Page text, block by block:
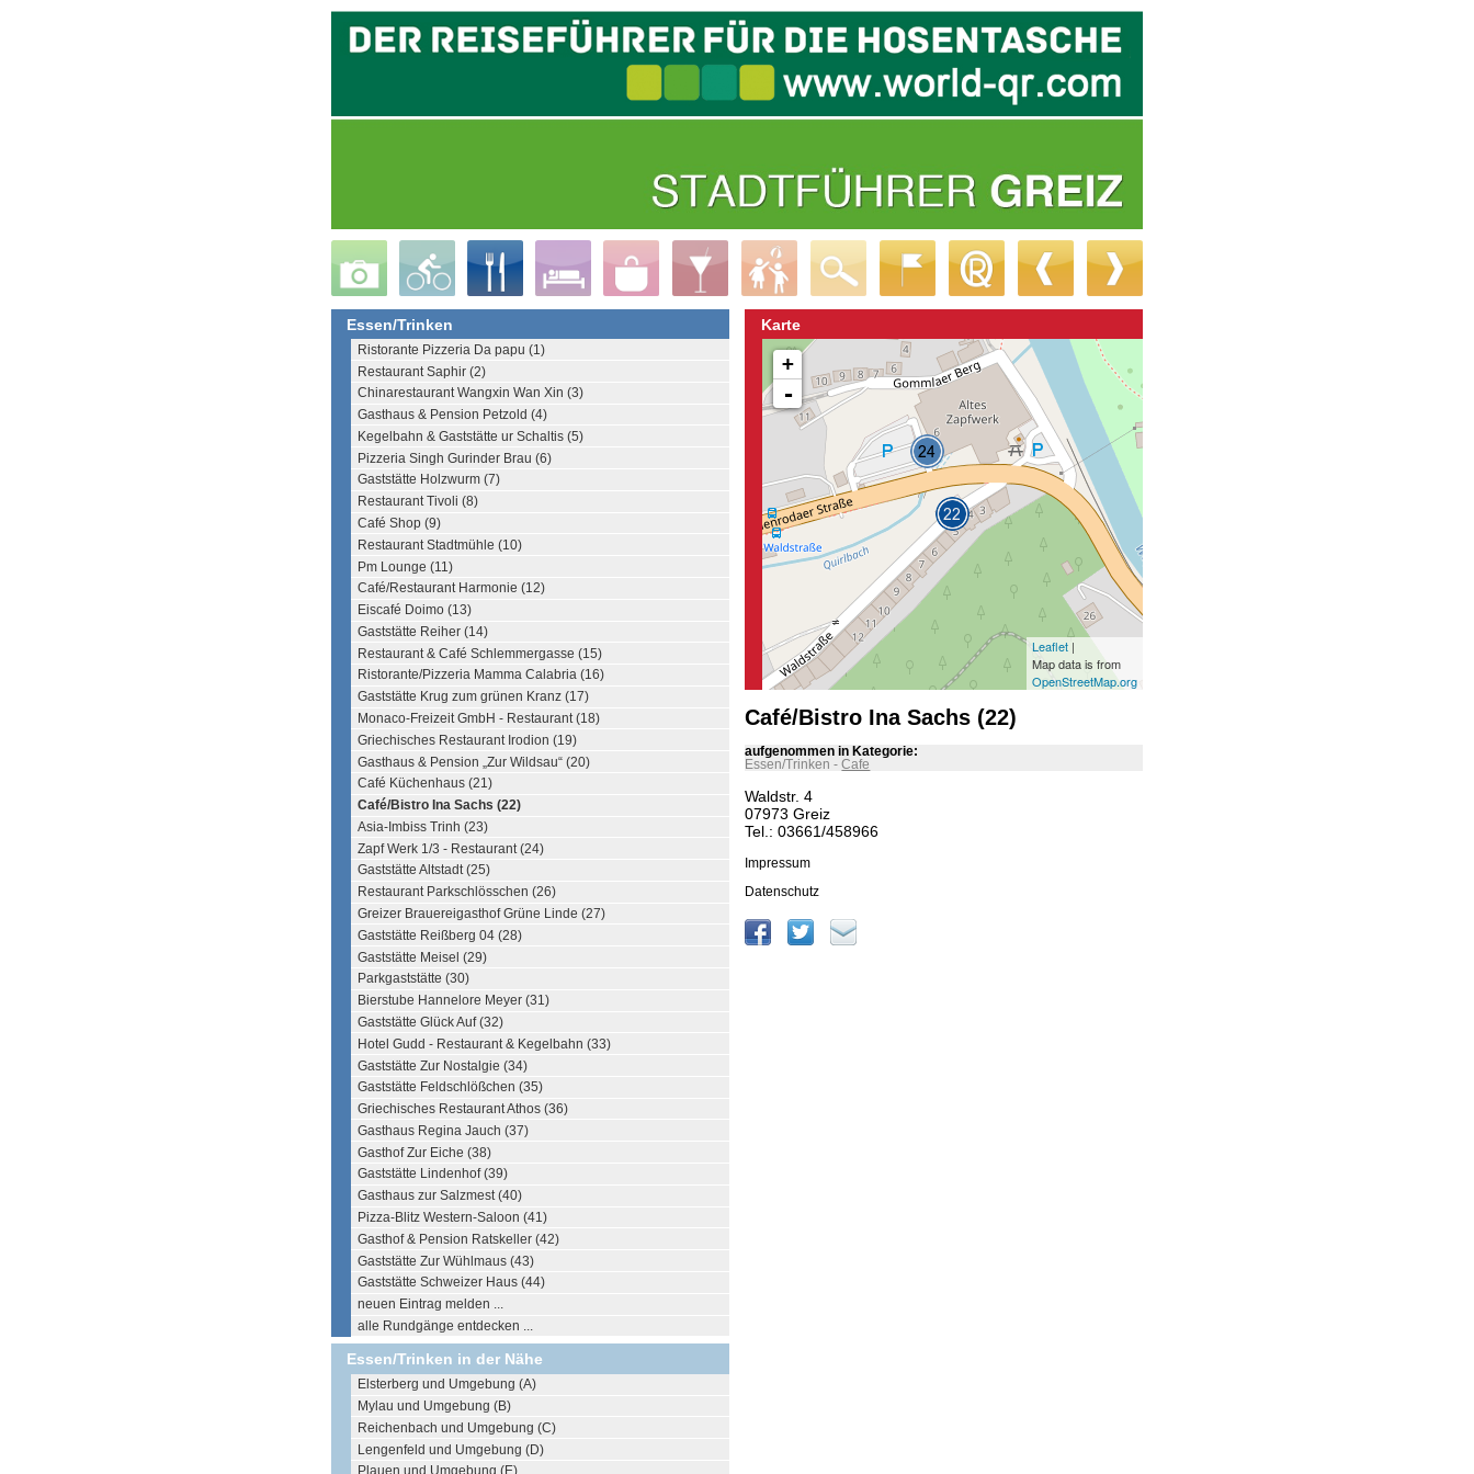
Essen/Trinken
Ristorante Pizzeria Da papu (1)
Restaurant Saphir (2)
Chinarestaurant Wangxin Wan Xin (3)
Gasthaus & Pension Petzold (4)
Kegelbahn & Gaststätte ur Schaltis (5)
Pizzeria Singh Gurinder Brau (6)
Gaststätte Holzwurm (7)
Restaurant Tivoli (8)
Café Shop (9)
Restaurant Stadtmühle (10)
Pm Lounge (11)
Café/Restaurant Harmonie (12)
Eiscafé Doimo (13)
Gaststätte Reiher (14)
Restaurant & Café Schlemmergasse (15)
Ristorante/Pizzeria Mamma Calabria (16)
Gaststätte Krug zum grünen Kranz (17)
Monaco-Freizeit GmbH - Restaurant (18)
Griechisches Restaurant Irodion (19)
Gasthaus & Pension „Zur Wildsau“ (20)
Café Küchenhaus (21)
Café/Bistro Ina Sachs (22)
Asia-Imbiss Trinh (23)
Zapf Werk 1/3 - Restaurant (24)
Gaststätte Altstadt (25)
Restaurant Parkschlösschen (26)
Greizer Brauereigasthof Grüne Linde (27)
Gaststätte Reißberg 04 (28)
Gaststätte Meisel (29)
Parkgaststätte (30)
Bierstube Hannelore Meyer (31)
Gaststätte Glück Auf (32)
Hotel Gudd - Restaurant & Kegelbahn (33)
Gaststätte Zur Nostalgie (34)
Gaststätte Feldschlößchen (35)
Griechisches Restaurant Athos (36)
Gasthaus Regina Jauch (37)
Gasthof Zur Eiche (38)
Gaststätte Lindenhof (39)
Gasthaus zur Salzmest (40)
Pizza-Blitz Western-Saloon (41)
Gasthof & Pension Ratskeller (42)
Gaststätte Zur Wühlmaus (43)
Gaststätte Schweizer Haus (44)
neuen Eintrag melden ...
alle Rundgänge entdecken ...
Essen/Trinken in der Nähe
Elsterberg und Umgebung (A)
Mylau und Umgebung (B)
Reichenbach und Umgebung (C)
Lengenfeld und Umgebung (D)
Karte
+
-
Leaflet |
Map data is from
OpenStreetMap.org
Café/Bistro Ina Sachs (22)
aufgenommen in Kategorie:
Essen/Trinken -Cafe
Waldstr. 4
07973 Greiz
Tel.: 03661/458966
Impressum
Datenschutz